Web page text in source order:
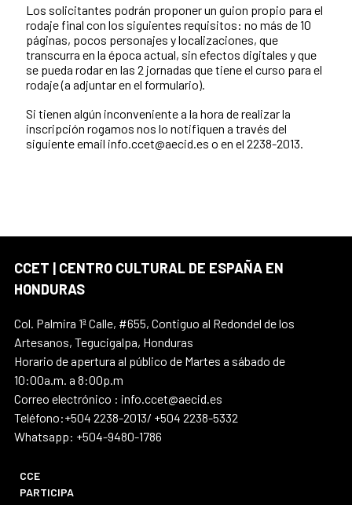
Los solicitantes podrán proponer un guion propio para el
rodaje final con los siguientes requisitos: no más de 10
páginas, pocos personajes y localizaciones, que
transcurra en la época actual, sin efectos digitales y que
se pueda rodar en las 2 jornadas que tiene el curso para el
rodaje (a adjuntar en el formulario).
Si tienen algún inconveniente a la hora de realizar la
inscripción rogamos nos lo notifiquen a través del
siguiente email info.ccet@aecid.es o en el 2238-2013.
CCET | CENTRO CULTURAL DE ESPAÑA EN
HONDURAS
Col. Palmira 1ª Calle, #655, Contiguo al Redondel de los
Artesanos, Tegucigalpa, Honduras
Horario de apertura al público de Martes a sábado de
10:00a.m. a 8:00p.m
Correo electrónico : info.ccet@aecid.es
Teléfono:+504 2238-2013/ +504 2238-5332
Whatsapp: +504-9480-1786
CCE
PARTICIPA